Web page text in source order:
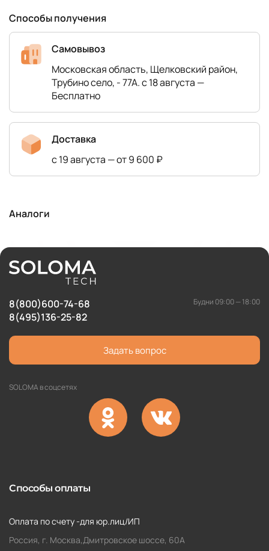
Способы получения
Самовывоз
Московская область, Щелковский район,
Трубино село, - 77А. с 18 августа —
Бесплатно
Доставка
с 19 августа — от 9 600 ₽
Аналоги
8(800)600-74-68
8(495)136-25-82
Будни 09:00 — 18:00
Задать вопрос
SOLOMA в соцсетях
Способы оплаты
Оплата по счету -для юр.лиц/ИП
Россия, г. Москва,Дмитровское шоссе, 60А